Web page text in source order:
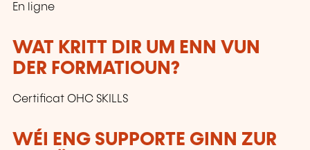
En ligne
WAT KRITT DIR UM ENN VUN
DER FORMATIOUN?
Certificat OHC SKILLS
WÉI ENG SUPPORTE GINN ZUR